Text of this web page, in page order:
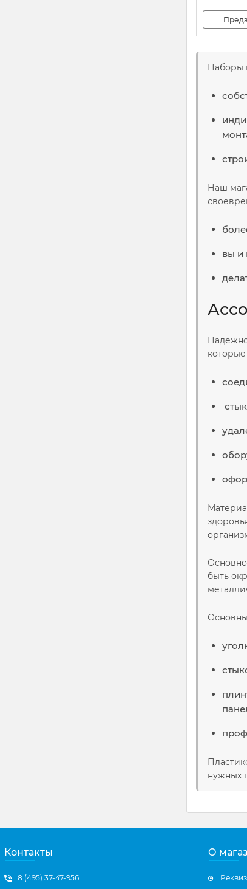
Наборы
Наш
вы и
быть
нужных
Контакты
8 (495) 37-47-956
О